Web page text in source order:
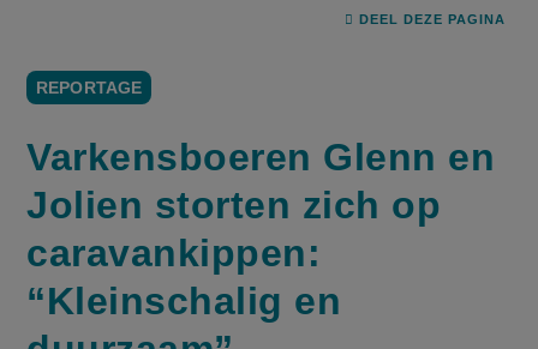
DEEL DEZE PAGINA
REPORTAGE
Varkensboeren Glenn en
Jolien storten zich op
caravankippen:
“Kleinschalig en